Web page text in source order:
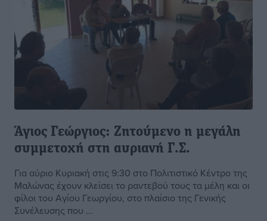
Άγιος Γεώργιος: Ζητούμενο η μεγάλη
συμμετοχή στη αυριανή Γ.Σ.
Για αύριο Κυριακή στις 9:30 στο Πολιτιστικό Κέντρο της
Μαλώνας έχουν κλείσει το ραντεβού τους τα μέλη και οι
φίλοι του Αγίου Γεωργίου, στο πλαίσιο της Γενικής
Συνέλευσης που ...